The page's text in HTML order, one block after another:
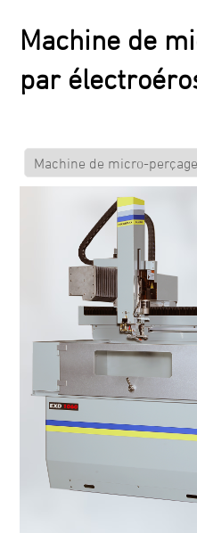
Machine de
par